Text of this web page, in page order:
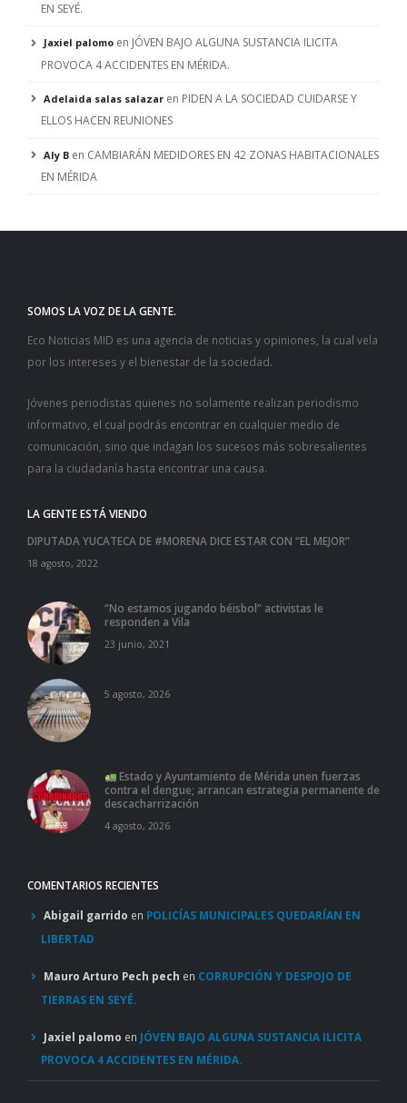
EN SEYÉ.
Jaxiel palomo en JÓVEN BAJO ALGUNA SUSTANCIA ILICITA
PROVOCA 4 ACCIDENTES EN MÉRIDA.
Adelaida salas salazar en PIDEN A LA SOCIEDAD CUIDARSE Y
ELLOS HACEN REUNIONES
Aly B en CAMBIARÁN MEDIDORES EN 42 ZONAS HABITACIONALES
EN MÉRIDA
SOMOS LA VOZ DE LA GENTE.
Eco Noticias MID es una agencia de noticias y opiniones, la cual vela
por los intereses y el bienestar de la sociedad.
Jóvenes periodistas quienes no solamente realizan periodismo
informativo, el cual podrás encontrar en cualquier medio de
comunicación, sino que indagan los sucesos más sobresalientes
para la ciudadanía hasta encontrar una causa.
LA GENTE ESTÁ VIENDO
DIPUTADA YUCATECA DE #MORENA DICE ESTAR CON “EL MEJOR”
18 agosto, 2022
“No estamos jugando béisbol” activistas le
responden a Vila
23 junio, 2021
5 agosto, 2026
Estado y Ayuntamiento de Mérida unen fuerzas
contra el dengue; arrancan estrategia permanente de
descacharrización
4 agosto, 2026
COMENTARIOS RECIENTES
Abigail garrido en POLICÍAS MUNICIPALES QUEDARÍAN EN
LIBERTAD
Mauro Arturo Pech pech en CORRUPCIÓN Y DESPOJO DE
TIERRAS EN SEYÉ.
Jaxiel palomo en JÓVEN BAJO ALGUNA SUSTANCIA ILICITA
PROVOCA 4 ACCIDENTES EN MÉRIDA.